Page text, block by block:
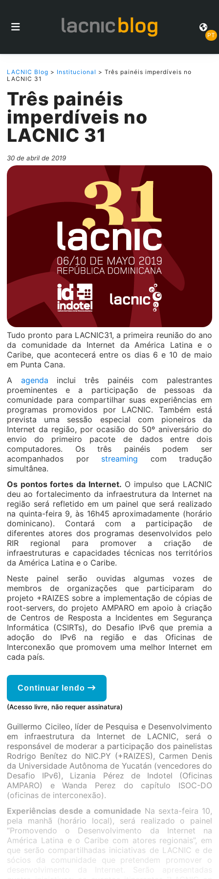
PT
LACNIC Blog > Institucional > Três painéis imperdíveis no
LACNIC 31
Três painéis
imperdíveis no
LACNIC 31
30 de abril de 2019
Tudo pronto para LACNIC31, a primeira reunião do ano
da comunidade da Internet da América Latina e o
Caribe, que acontecerá entre os dias 6 e 10 de maio
em Punta Cana.
A agenda inclui três painéis com palestrantes
proeminentes e a participação de pessoas da
comunidade para compartilhar suas experiências em
programas promovidos por LACNIC. Também está
prevista uma sessão especial com pioneiros da
Internet da região, por ocasião do 50º aniversário do
envio do primeiro pacote de dados entre dois
computadores. Os três painéis podem ser
acompanhados por streaming com tradução
simultânea.
Os pontos fortes da Internet. O impulso que LACNIC
deu ao fortalecimento da infraestrutura da Internet na
região será refletido em um painel que será realizado
na quinta-feira 9, às 16h45 aproximadamente (horário
dominicano). Contará com a participação de
diferentes atores dos programas desenvolvidos pelo
RIR regional para promover a criação de
infraestruturas e capacidades técnicas nos territórios
da América Latina e o Caribe.
Neste painel serão ouvidas algumas vozes de
membros de organizações que participaram do
projeto +RAIZES sobre a implementação de cópias de
root-servers, do projeto AMPARO em apoio à criação
de Centros de Resposta a Incidentes em Segurança
Informática (CSIRTs), do Desafio IPv6 que premia a
adoção do IPv6 na região e das Oficinas de
Interconexão que promovem uma melhor Internet em
cada país.
Continuar lendo
(Acesso livre, não requer assinatura)
Guillermo Cicileo, líder de Pesquisa e Desenvolvimento
em infraestrutura da Internet de LACNIC, será o
responsável de moderar a participação dos painelistas
Rodrigo Benítez do NIC.PY (+RAIZES), Carmen Denis
da Universidade Autônoma de Yucatán (vencedores do
Desafio IPv6), Lizania Pérez de Indotel (Oficinas
AMPARO) e Wanda Perez do capítulo ISOC-DO
(oficinas de interconexão).
Experiências desde a comunidade Na sexta-feira 10,
pela manhã (horário local), será realizado o painel
“Promovendo o Desenvolvimento da Internet na
América Latina e o Caribe com atores regionais”, em
que serão compartilhadas iniciativas de LACNIC e de
sócios da comunidade que pretendem promover o
desenvolvimento da Internet. Serão apresentadas